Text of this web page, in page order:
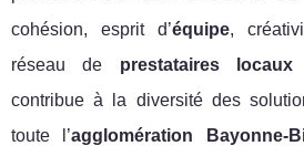
cohésion, esprit d’équipe,
réseau de prestataires locaux
contribue à la diversité des
toute l’agglomération Bayonne-